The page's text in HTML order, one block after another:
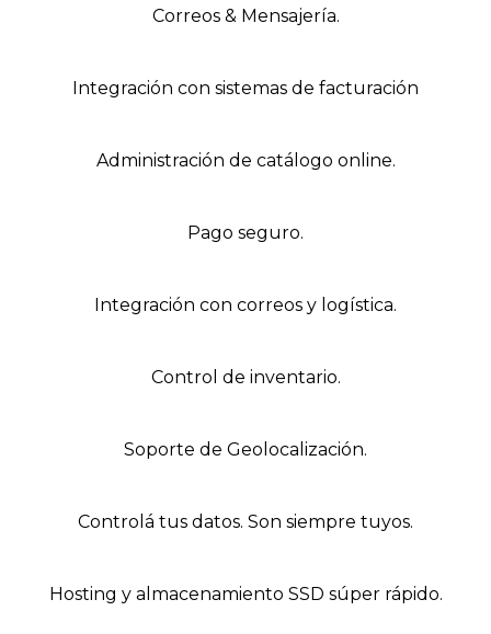
Correos & Mensajería.
Integración con sistemas de facturación
Administración de catálogo online.
Pago seguro.
Integración con correos y logística.
Control de inventario.
Soporte de Geolocalización.
Controlá tus datos. Son siempre tuyos.
Hosting y almacenamiento SSD súper rápido.